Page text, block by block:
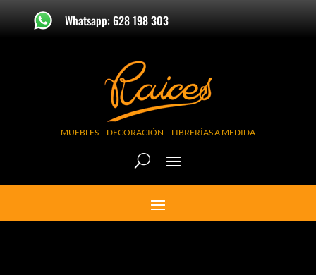
Whatsapp: 628 198 303
MUEBLES – DECORACIÓN – LIBRERÍAS A MEDIDA